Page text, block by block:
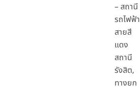
– สถานี
รถไฟฟ้า
สายสี
แดง
สถานี
รังสิต,
ทางยก